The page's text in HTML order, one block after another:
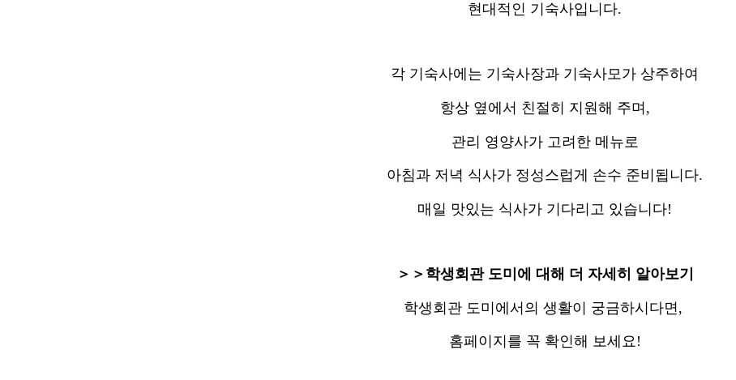
현대적인 기숙사입니다.
각 기숙사에는 기숙사장과 기숙사모가 상주하여
항상 옆에서 친절히 지원해 주며,
관리 영양사가 고려한 메뉴로
아침과 저녁 식사가 정성스럽게 손수 준비됩니다.
매일 맛있는 식사가 기다리고 있습니다!
＞＞학생회관 도미에 대해 더 자세히 알아보기
학생회관 도미에서의 생활이 궁금하시다면,
홈페이지를 꼭 확인해 보세요!